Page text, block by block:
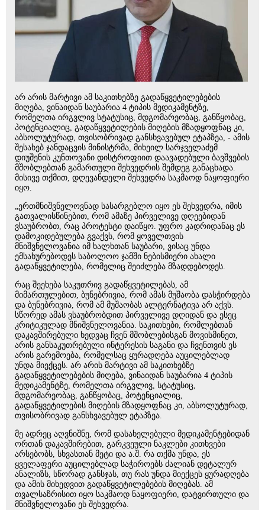
არ არის მარტივი ამ საკითხებზე გადაწყვეტილებების
მიღება, ვინაიდან საუბარია 4 ტიპის მედიკამენტზე,
რომელთა ირგვლივ სტატუსიც, მდგომარეობაც, განწყობაც,
პოტენციალიც, გადაწყვეტილების მიღების მზადყოფნაც კი,
აბსოლუტურად, თვისობრივად განსხვავებულ ეტაპზეა, - ამის
შესახებ ჯანდაცვის მინისტრმა, მიხეილ სარჯველაძემ
დიუშენის კუნთოვანი დისტროფიით დაავადებული ბავშვების
მშობლებთან გამართული შეხვედრის შემდეგ განაცხადა.
მისივე თქმით, დღევანდელი შეხვედრა საკმაოდ ნაყოფიერი
იყო.
„ერთმნიშვნელოვნად სასარგებლო იყო ეს შეხვედრა, იმის
გათვალისწინებით, რომ ამაზე პირველივე დღეებიდან
ვსაუბრობთ, რაც პროტესტი დაიწყო. უფრო კადრიდანაც ეს
დამოკიდებულება გვაქვს, რომ ყოველთვის
მნიშვნელოვანია იმ ხალხთან საუბარი, ვისაც უნდა
ემსახურებოდეს საბოლოო ჯამში ნებისმიერი ახალი
გადაწყვეტილება, რომელიც შეიძლება მზადდებოდეს.
რაც შეეხება საკუთრივ გადაწყვეტილებას, ამ
მიმართულებით, ბუნებრივია, რომ ამას მუშაობა დასჭირდება
და ბუნებრივია, რომ ამ მუშაობას ალტერნატივა არ აქვს.
სწორედ ამას ვსაუბრობდით პირველივე დღიდან და ესეც
კრიტიკულად მნიშვნელოვანია. საკითხები, რომლებთან
დაკავშირებული ხედვაც ჩვენ მშობლებისგან მოვისმინეთ,
არის განსაკუთრებული ინტერესის საგანი და ჩვენთვის ეს
არის გარემოება, რომელსაც ყურადღება აუცილებლად
უნდა მიექცეს. არ არის მარტივი ამ საკითხებზე
გადაწყვეტილებების მიღება, ვინაიდან საუბარია 4 ტიპის
მედიკამენტზე, რომელთა ირგვლივ, სტატუსიც,
მდგომარეობაც, განწყობაც, პოტენციალიც,
გადაწყვეტილების მიღების მზადყოფნაც კი, აბსოლუტურად,
თვისობრივად განსხვავებულ ეტაპზეა.
მე ადრეც აღვნიშნე, რომ დასახელებული მედიკამენტებიდან
ორთან დაკავშირებით, გარკვეული ნაკლები კითხვები
არსებობს, სხვასთან მეტი და ა.შ. რა თქმა უნდა, ეს
ყველაფერი აუცილებლად საჭიროებს ძალიან დეტალურ
ანალიზს, სწორად განსჯას, თუ რას უნდა მიექცეს ყურადღება
და ამის მიხედვით გადაწყვეტილებების მიღებას. ამ
თვალსაზრისით იყო საკმაოდ ნაყოფიერი, დატვირთული და
მნიშვნელოვანი ეს შეხვედრა.